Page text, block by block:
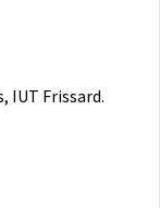
IUT Frissard.